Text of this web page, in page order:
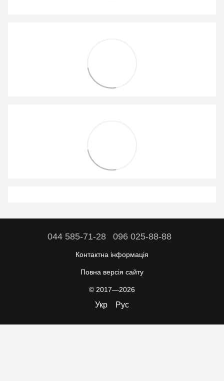
044 585-71-28 096 025-88-88
Контактна інформація
Повна версія сайту
© 2017—2026
Укр Рус